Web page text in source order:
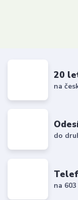
20
na
do
na